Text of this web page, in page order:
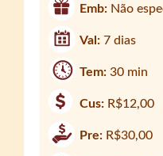
Emb: Não
Val:7 dias
Tem:30 min
Cus: R$12,00
Pre: R$30,00